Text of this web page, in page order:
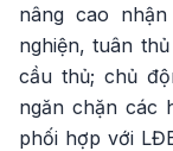
nâng cao
nghiện, tuân
cầu thủ; chủ
ngăn chặn các
phối hợp với